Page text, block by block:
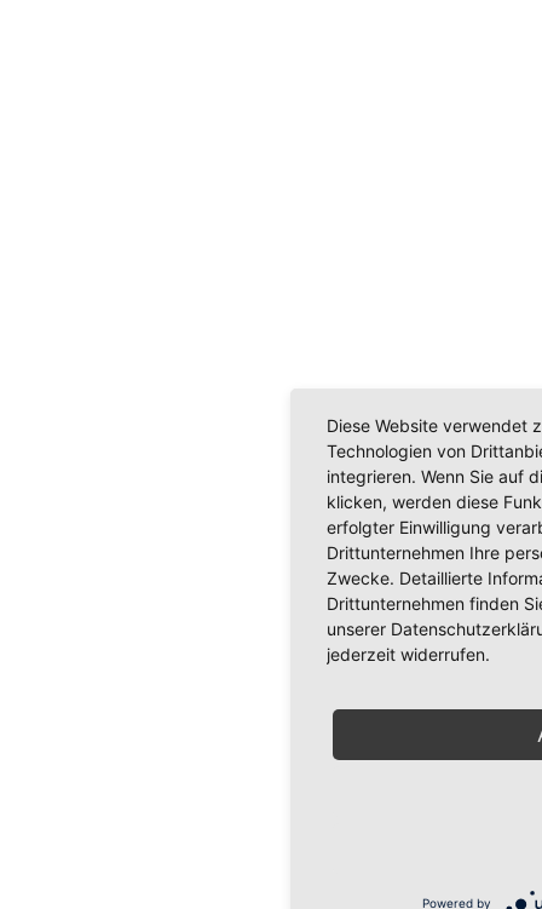
Diese Website verwendet
Technologien von
integrieren. Wenn Sie auf
klicken, werden diese
erfolgter Einwilligung
Drittunternehmen Ihre
Zwecke. Detaillierte
Drittunternehmen finden
unserer
jederzeit widerrufen.
Powered by